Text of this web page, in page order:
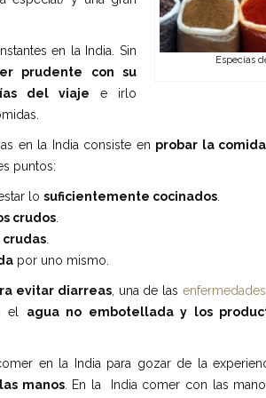
Especias
en la India. Sin
prudente con su
del viaje e irlo
en la India consiste en probar la
puntos:
lo suficientemente cocinados
crudos
crudas
por uno mismo.
evitar diarreas, una de las
el agua no embotellada y los
en la India para gozar de la
manos. En la India comer con las